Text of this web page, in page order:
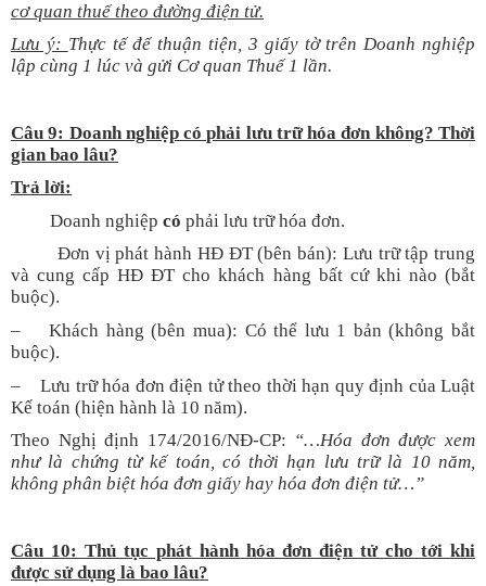
cơ quan thuế theo đường điện tử.
Lưu ý: Thực tế để thuận tiện, 3 giấy tờ trên Doanh nghiệp
lập cùng 1 lúc và gửi Cơ quan Thuế 1 lần.
Câu 9: Doanh nghiệp có phải lưu trữ hóa đơn không? Thời
gian bao lâu?
Trả lời:
Doanh nghiệp có phải lưu trữ hóa đơn.
Đơn vị phát hành HĐ ĐT (bên bán): Lưu trữ tập trung
và cung cấp HĐ ĐT cho khách hàng bất cứ khi nào (bắt
buộc).
– Khách hàng (bên mua): Có thể lưu 1 bản (không bắt
buộc).
– Lưu trữ hóa đơn điện tử theo thời hạn quy định của Luật
Kế toán (hiện hành là 10 năm).
Theo Nghị định 174/2016/NĐ-CP: “…Hóa đơn được xem
như là chứng từ kế toán, có thời hạn lưu trữ là 10 năm,
không phân biệt hóa đơn giấy hay hóa đơn điện tử…”
Câu 10: Thủ tục phát hành hóa đơn điện tử cho tới khi
được sử dụng là bao lâu?